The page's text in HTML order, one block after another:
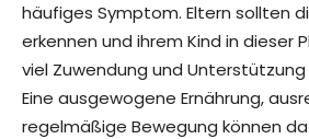
häufiges Symptom. Eltern sollten
erkennen und ihrem Kind in dieser
viel Zuwendung und
Eine ausgewogene Ernährung,
regelmäßige Bewegung können